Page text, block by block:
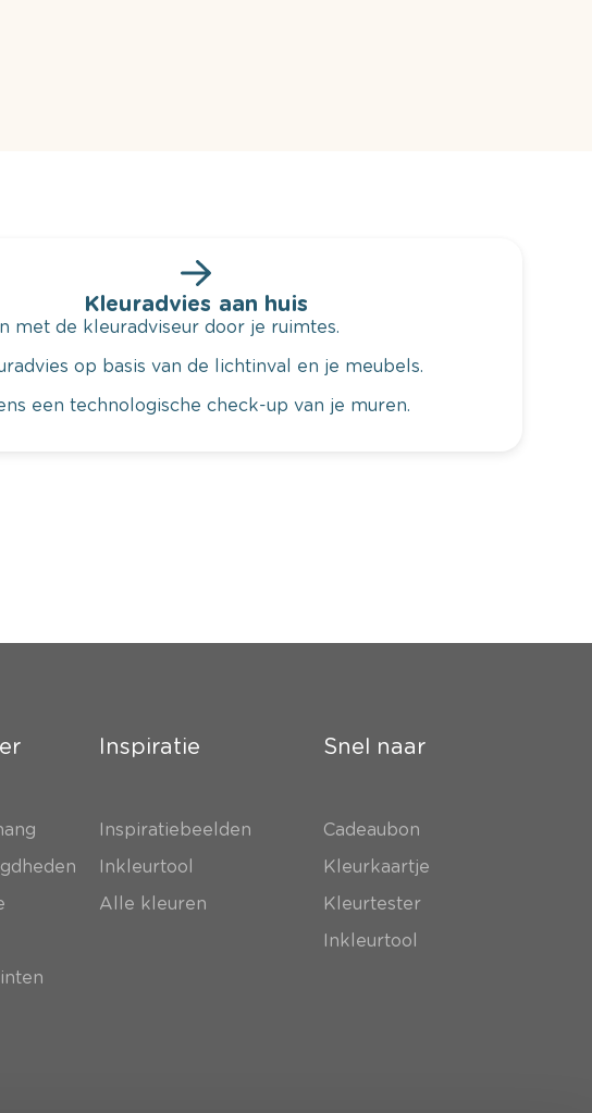
Kleuradvies aan huis
met de kleuradviseur door je ruimtes.
op basis van de lichtinval en je meubels.
een technologische check-up van je muren.
Inspiratie
Inspiratiebeelden
Inkleurtool
Alle kleuren
Snel naar
Cadeaubon
Kleurkaartje
Kleurtester
Inkleurtool